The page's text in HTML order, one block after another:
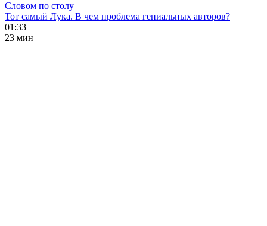
Словом по столу
Тот самый Лука. В чем проблема гениальных авторов?
01:33
23 мин